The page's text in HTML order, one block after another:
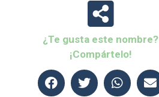
¿Te gusta este nombre?
¡Compártelo!